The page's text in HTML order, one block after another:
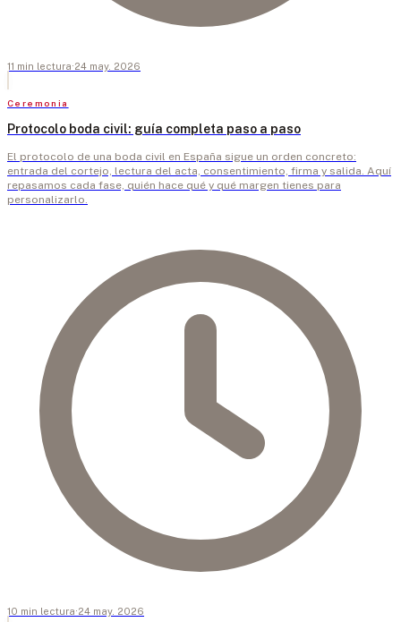
11 min lectura·24 may. 2026
Ceremonia
Protocolo boda civil: guía completa paso a paso
El protocolo de una boda civil en España sigue un orden concreto:
entrada del cortejo, lectura del acta, consentimiento, firma y salida. Aquí
repasamos cada fase, quién hace qué y qué margen tienes para
personalizarlo.
10 min lectura·24 may. 2026